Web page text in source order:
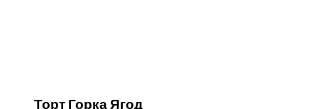
Торт Горка Ягод